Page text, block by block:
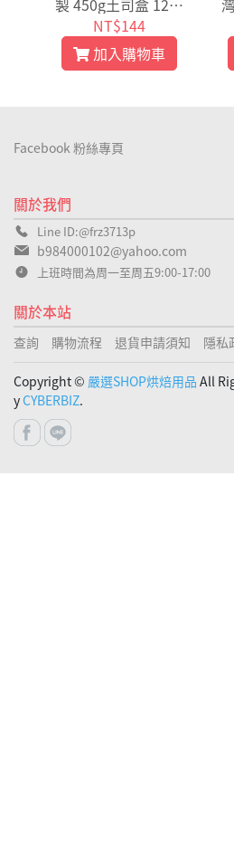
製 450g土司盒 12兩
吐司丙級考試土司模
吐司模 三能模具SN2
0522蓋
NT$144
加入購物車
關於我們
Line ID:@frz3713p
b984000102@yahoo.com
上班時間為周一至周五9:00-17:00
關於本站
查詢 購物流程 退貨申請須知 隱私
Facebook 粉絲專頁
Copyright © 嚴選SHOP烘焙用品 All
yCYBERBIZ.